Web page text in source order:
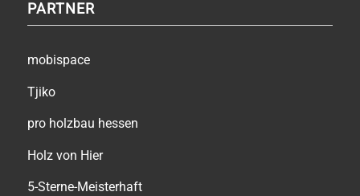
PARTNER
mobispace
Tjiko
pro holzbau hessen
Holz von Hier
5-Sterne-Meisterhaft